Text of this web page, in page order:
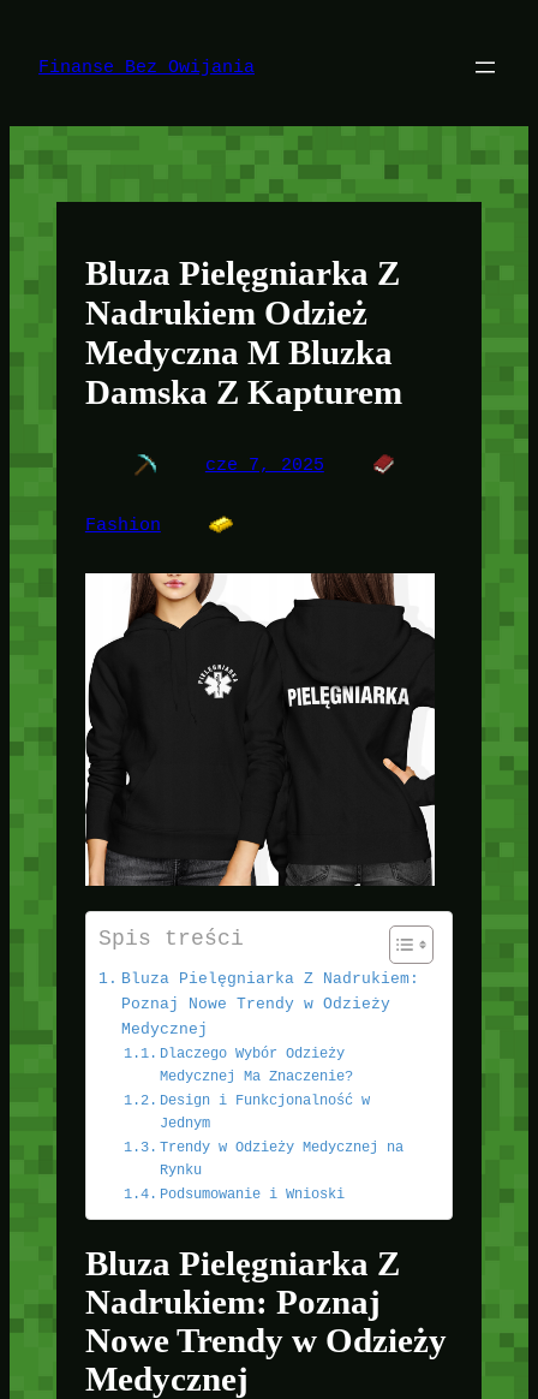
treści
Finanse Bez Owijania
Bluza Pielęgniarka Z
Nadrukiem Odzież
Medyczna M Bluzka
Damska Z Kapturem
cze 7, 2025
Fashion
Spis treści
Bluza Pielęgniarka Z Nadrukiem:
Poznaj Nowe Trendy w Odzieży
Medycznej
Dlaczego Wybór Odzieży
Medycznej Ma Znaczenie?
Design i Funkcjonalność w
Jednym
Trendy w Odzieży Medycznej na
Rynku
Podsumowanie i Wnioski
Bluza Pielęgniarka Z
Nadrukiem: Poznaj
Nowe Trendy w Odzieży
Medycznej